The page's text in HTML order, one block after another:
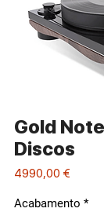
Gold
Discos
4990,00 €
Acabamento *